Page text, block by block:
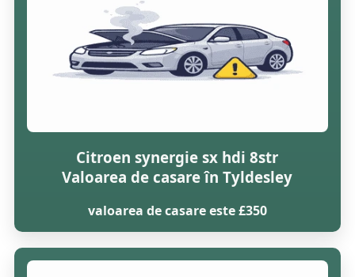
Citroen synergie sx hdi 8str
Valoarea de casare în Tyldesley
valoarea de casare este £350